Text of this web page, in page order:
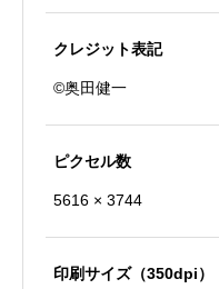
クレジット表記
©奥田健一
ピクセル数
5616 × 3744
印刷サイズ（350dpi）